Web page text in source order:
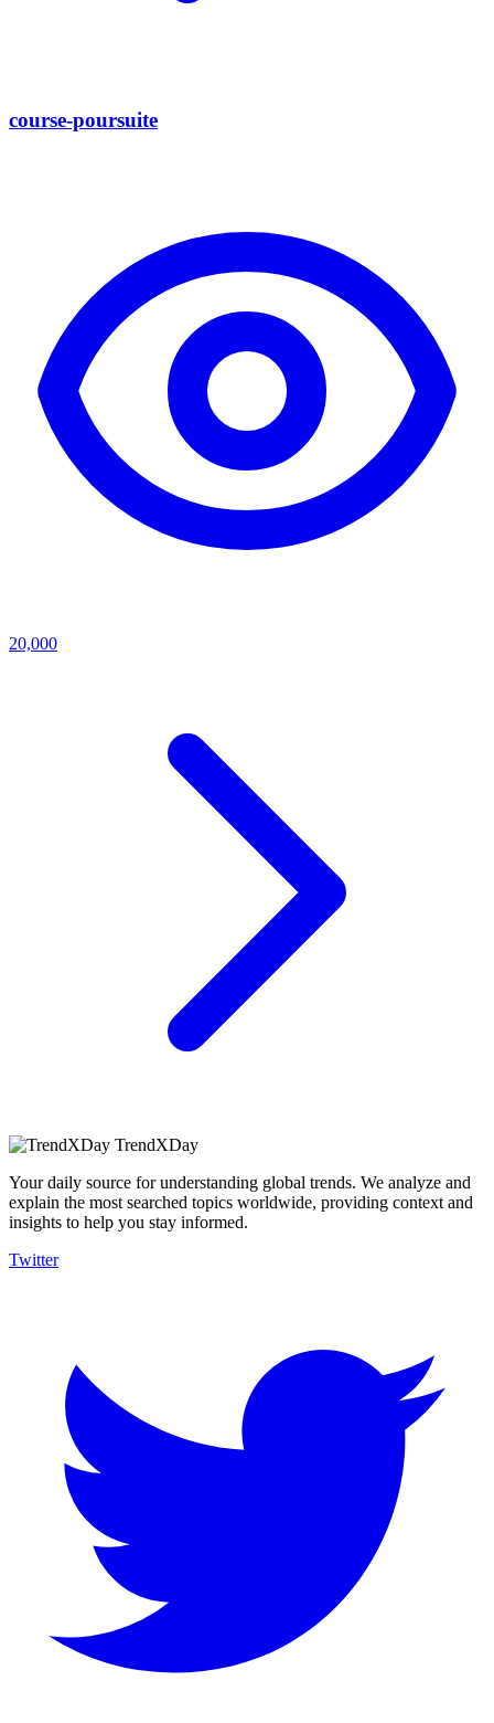
course-poursuite
20,000
TrendXDay
Your daily source for understanding global trends. We analyze and
explain the most searched topics worldwide, providing context and
insights to help you stay informed.
Twitter